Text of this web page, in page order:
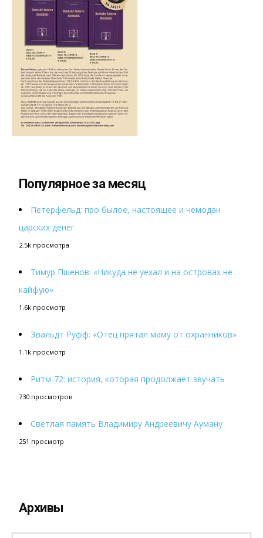
Популярное за месяц
Петерфельд: про былое, настоящее и чемодан
царских денег
2.5k просмотра
Тимур Пшенов: «Никуда не уехал и на островах не
кайфую»
1.6k просмотр
Эвальдт Руфф: «Отец прятал маму от охранников»
1.1k просмотр
Ритм-72: история, которая продолжает звучать
730 просмотров
Светлая память Владимиру Андреевичу Ауману
251 просмотр
Архивы
Архивы